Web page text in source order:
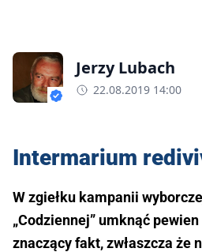
Jerzy Lubach
22.08.2019 14:00
Intermarium
W zgiełku kampanii
„Codziennej” umknąć
znaczący fakt, zwłaszcza że